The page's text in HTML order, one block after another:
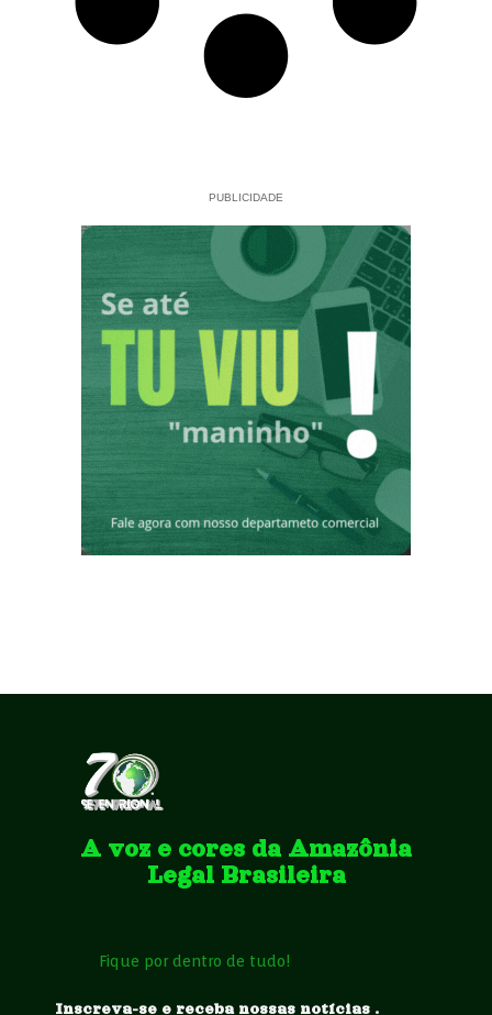
PUBLICIDADE
A voz e cores da Amazônia
Legal Brasileira
Fique por dentro de tudo!
Inscreva-se e receba nossas notícias .